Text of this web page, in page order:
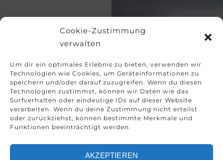
Cookie-Zustimmung
verwalten
Um dir ein optimales Erlebnis zu bieten, verwenden wir
Technologien wie Cookies, um Geräteinformationen zu
speichern und/oder darauf zuzugreifen. Wenn du diesen
Technologien zustimmst, können wir Daten wie das
Surfverhalten oder eindeutige IDs auf dieser Website
verarbeiten. Wenn du deine Zustimmung nicht erteilst
oder zurückziehst, können bestimmte Merkmale und
Funktionen beeinträchtigt werden.
AKZEPTIEREN